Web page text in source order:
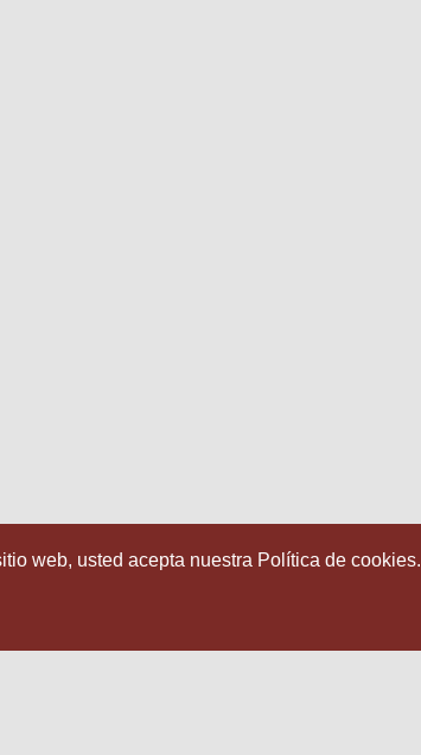
web, usted acepta nuestra Política de cookies.